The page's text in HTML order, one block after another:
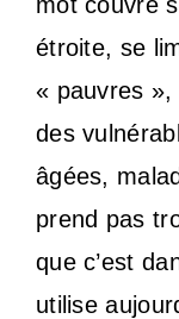
étroite, se
« pauvres
des
âgées,
prend pas
que c’est
utilise